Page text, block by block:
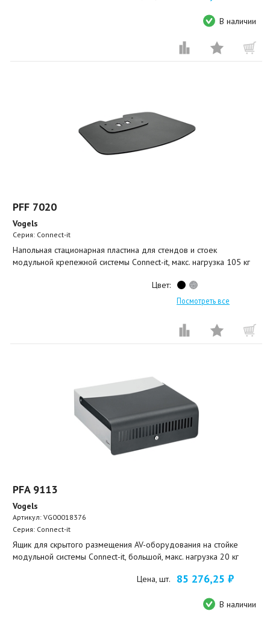
В наличии
PFF 7020⠀
Vogels
Серия: Connect-it
Напольная стационарная пластина для стендов и стоек
модульной крепежной системы Connect-it, макс. нагрузка 105 кг
Цвет:
Посмотреть все
PFA 9113
Vogels
Артикул:VG00018376
Серия: Connect-it
Ящик для скрытого размещения AV-оборудования на стойке
модульной системы Connect-it, большой, макс. нагрузка 20 кг
Цена, шт. 85 276,25 ₽
В наличии